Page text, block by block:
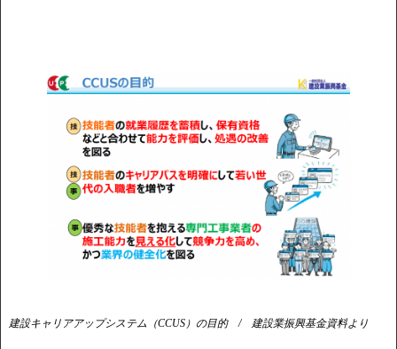
建設キャリアアップシステム（CCUS）の目的 / 建設業振興基金資料より